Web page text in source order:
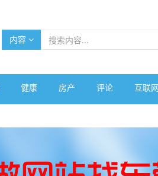
内容
健康 房产 评论 互联网